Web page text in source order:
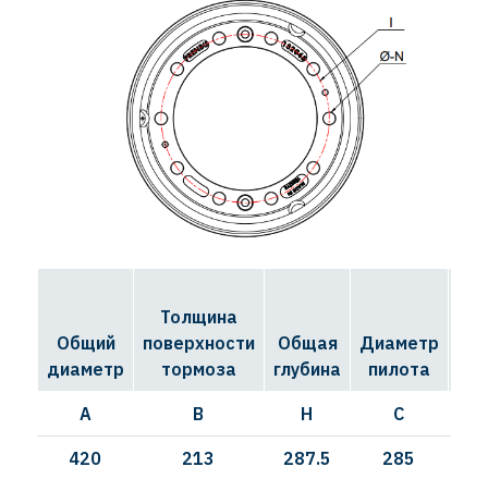
Общий
диаметр
Толщина
поверхности
тормоза
Общая
глубина
Диаметр
пилота
A B H C
420 213 287.5 285